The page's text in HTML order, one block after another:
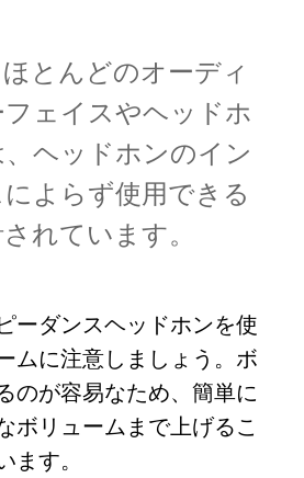
とんどのオーディ
ェイスやヘッドホ
ヘッドホンのイン
よらず使用できる
れています。
ーダンスヘッドホンを使
ムに注意しましょう。ボ
のが容易なため、簡単に
ボリュームまで上げるこ
ます。